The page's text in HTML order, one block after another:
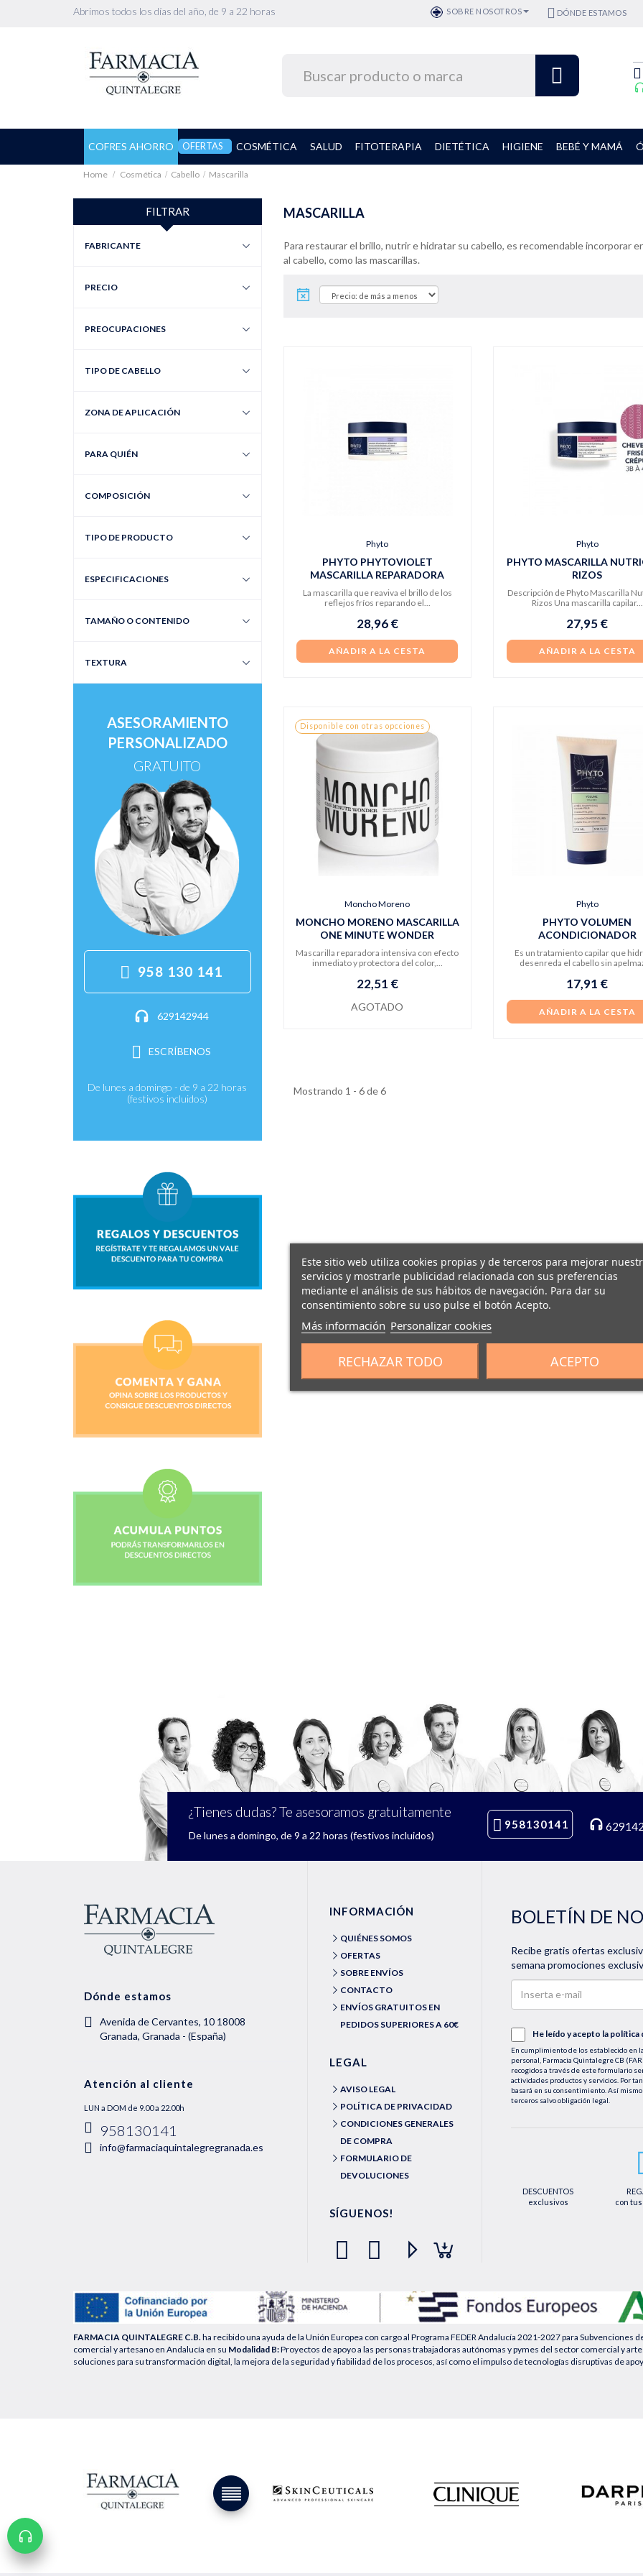
Abrimos todos los días del año, de 9 a 22 horas SOBRE NOSOTROS DÓNDE ESTAMOS
COFRES AHORRO OFERTAS COSMÉTICA SALUD FITOTERAPIA DIETÉTICA HIGIENE BEBÉ Y MAMÁ
Home Cosmética Cabello Mascarilla
FILTRAR
FABRICANTE
PRECIO
PREOCUPACIONES
TIPO DE CABELLO
ZONA DE APLICACIÓN
PARA QUIÉN
COMPOSICIÓN
TIPO DE PRODUCTO
ESPECIFICACIONES
TAMAÑO O CONTENIDO
TEXTURA
ASESORAMIENTO
PERSONALIZADO
GRATUITO
958 130 141
629142944
ESCRÍBENOS
De lunes a domingo - de 9 a 22 horas
(festivos incluidos)
MASCARILLA
Para restaurar el brillo, nutrir e hidratar su cabello, es recomendable incorporar
al cabello, como las mascarillas.
Phyto
PHYTO PHYTOVIOLET
MASCARILLA REPARADORA
La mascarilla que reaviva el brillo de los
reflejos fríos reparando el...
28,96 €
AÑADIR A LA CESTA
Phyto
PHYTO MASCARILLA
RIZOS
Descripción de Phyto Mascarilla
Rizos Una mascarilla capilar...
27,95 €
AÑADIR A LA CESTA
Disponible con otras opcciones
Moncho Moreno
MONCHO MORENO MASCARILLA
ONE MINUTE WONDER
Mascarilla reparadora intensiva con efecto
inmediato y protectora del color,...
22,51 €
AGOTADO
Phyto
PHYTO VOLUMEN
ACONDICIONADOR
Es un tratamiento capilar que
desenreda el cabello sin
17,91 €
AÑADIR A LA CESTA
Mostrando 1 - 6 de 6
¿Tienes dudas? Te asesoramos gratuitamente
De lunes a domingo, de 9 a 22 horas (festivos incluidos)
958130141
Dónde estamos
Avenida de Cervantes, 10 18008
Granada, Granada - (España)
Atención al cliente
LUN a DOM de 9.00 a 22.00h
958130141
info@farmaciaquintalegregranada.es
INFORMACIÓN
QUIÉNES SOMOS
OFERTAS
SOBRE ENVÍOS
CONTACTO
ENVÍOS GRATUITOS EN
PEDIDOS SUPERIORES A 60€
LEGAL
AVISO LEGAL
POLÍTICA DE PRIVACIDAD
CONDICIONES GENERALES
DE COMPRA
FORMULARIO DE
DEVOLUCIONES
SÍGUENOS!
BOLETÍN DE
Recibe gratis ofertas
semana promociones
He leído y acepto la política
En cumplimiento de los establecido en
personal, Farmacia Quintalegre CB
recogidos a través de este formulario
actividades productos y servicios. Por
basará en su consentimiento. Así
terceros salvo obligación legal.
le asisten a través de la dirección de
DESCUENTOS
exclusivos
con
FARMACIA QUINTALEGRE C.B. ha recibido una ayuda de la Unión Europea con cargo al Programa FEDER Andalucía 2021-2027 para
comercial y artesano en Andalucía en su Modalidad B:Proyectos de apoyo a las personas trabajadoras autónomas y pymes del sector comercial y
soluciones para su transformación digital, la mejora de la seguridad y fiabilidad de los procesos, así como el impulso de tecnologías disruptivas de
Este sitio web utiliza cookies propias y de terceros para mejorar
servicios y mostrarle publicidad relacionada con sus preferencias
mediante el análisis de sus hábitos de navegación. Para dar su
consentimiento sobre su uso pulse el botón Acepto.
Más información Personalizar cookies
RECHAZAR TODO ACEPTO